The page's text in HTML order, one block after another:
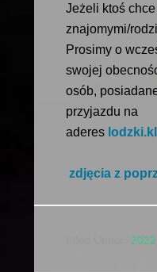
Jeżeli ktoś
znajomymi/
Prosimy o
swojej
osób,
przyjazdu na
aderes
zdjęcia z
2022